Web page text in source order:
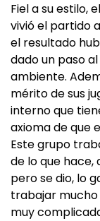
Fiel a su estilo,
vivió el partido
el resultado
dado un paso
ambiente.
mérito de sus
interno que
axioma de que
Este grupo
de lo que hace,
pero se dio, lo
trabajar
muy